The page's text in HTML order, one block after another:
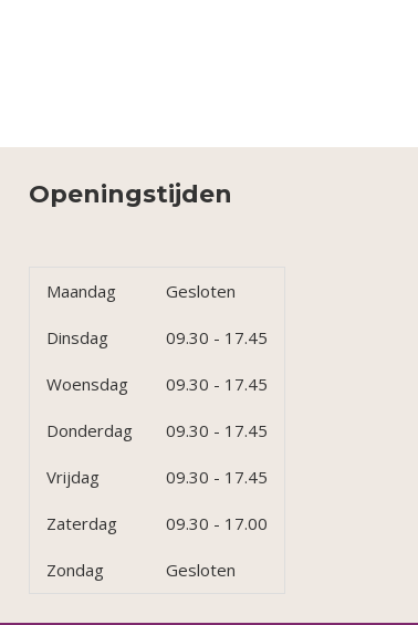
Openingstijden
Maandag Gesloten
Dinsdag 09.30 - 17.45
Woensdag 09.30 - 17.45
Donderdag 09.30 - 17.45
Vrijdag 09.30 - 17.45
Zaterdag 09.30 - 17.00
Zondag Gesloten